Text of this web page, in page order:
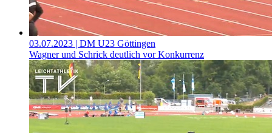
03.07.2023 | DM U23 Göttingen
Wagner und Schrick deutlich vor Konkurrenz